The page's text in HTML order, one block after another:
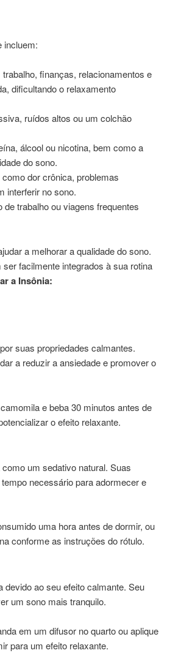
incluem:
finanças, relacionamentos e
dificultando o relaxamento
ruídos altos ou um colchão
álcool ou nicotina, bem como a
do sono.
dor crônica, problemas
interferir no sono.
trabalho ou viagens frequentes
a melhorar a qualidade do sono.
facilmente integrados à sua rotina
a Insônia:
suas propriedades calmantes.
a reduzir a ansiedade e promover o
e beba 30 minutos antes de
o efeito relaxante.
um sedativo natural. Suas
necessário para adormecer e
uma hora antes de dormir, ou
conforme as instruções do rótulo.
devido ao seu efeito calmante. Seu
um sono mais tranquilo.
em um difusor no quarto ou aplique
para um efeito relaxante.